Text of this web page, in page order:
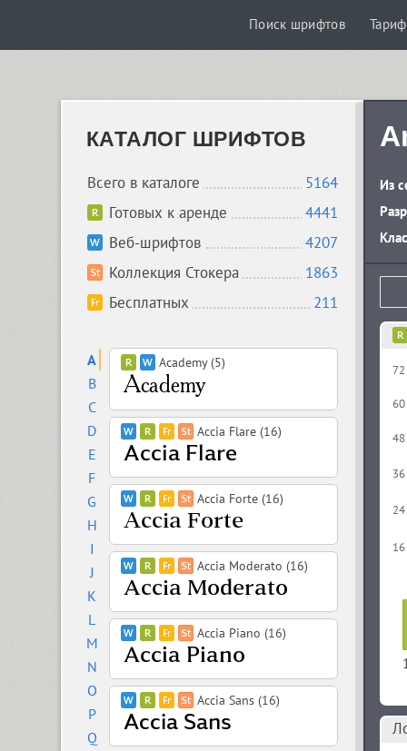
Поиск шрифтов
КАТАЛОГ ШРИФТОВ
Всего в каталоге
5164
Готовых к аренде
4441
Веб-шрифтов
4207
Коллекция Стокера
1863
Бесплатных
211
A
B
C
D
E
F
G
H
I
J
K
L
M
N
O
P
Q
Academy (5)
Accia Flare (16)
Accia Forte (16)
Accia Moderato (16)
Accia Piano (16)
Accia Sans (16)
Из